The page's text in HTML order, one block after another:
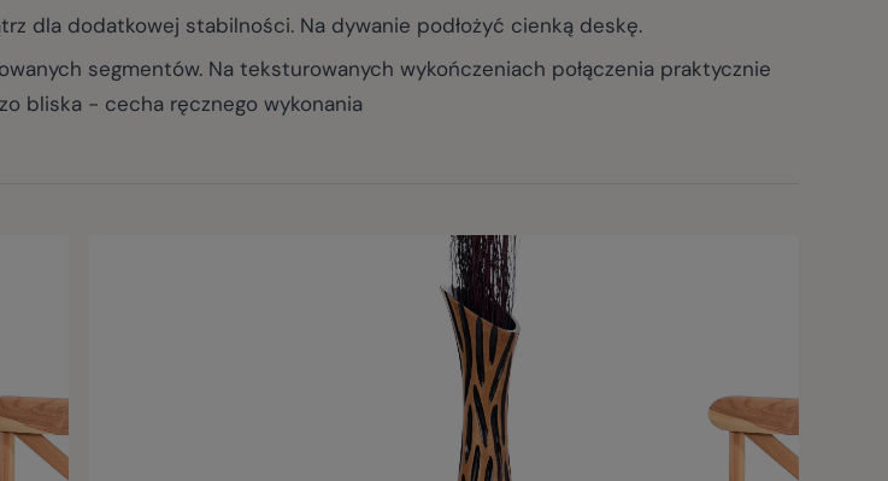
dla dodatkowej stabilności. Na dywanie podłożyć cienką deskę.
segmentów. Na teksturowanych wykończeniach połączenia praktycznie
bliska - cecha ręcznego wykonania